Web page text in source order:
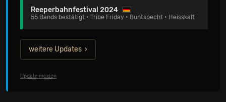
Reeperbahnfestival 2024
55 Bands bestätigt • Tribe Friday • Buntspecht • Heisskalt
weitere Updates
Update melden